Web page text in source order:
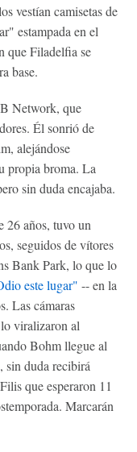
vestían camisetas de
estampada en el
que Filadelfia se
base.
Network, que
Él sonrió de
alejándose
propia broma. La
sin duda encajaba.
26 años, tuvo un
seguidos de vítores
Bank Park, lo que lo
este lugar" -- en la
Las cámaras
viralizaron al
Bohm llegue al
sin duda recibirá
que esperaron 11
Marcarán